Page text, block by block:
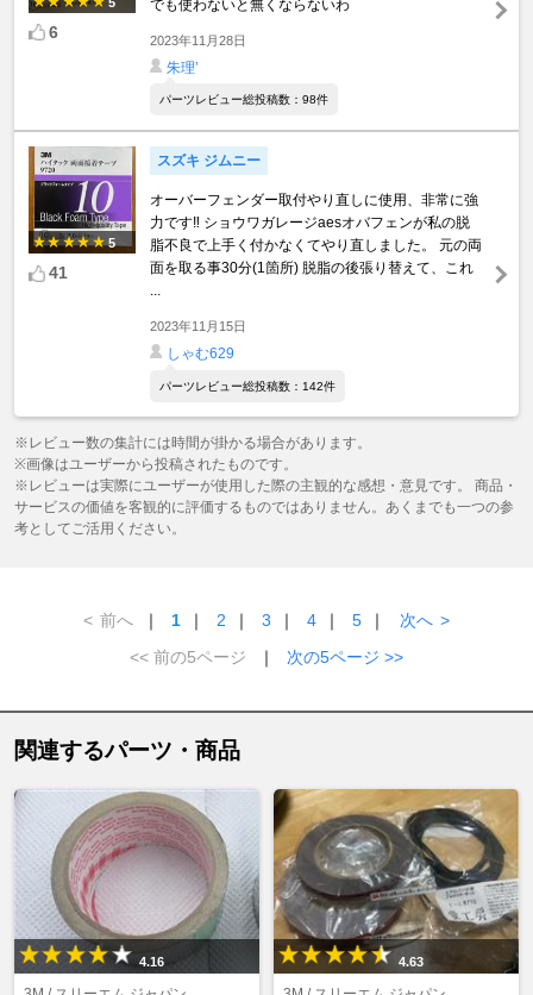
6
でも使わないと無くならないわ
2023年11月28日
朱理’
パーツレビュー総投稿数：98件
5
41
スズキ ジムニー
オーバーフェンダー取付やり直しに使用、非常に強
力です‼️ ショウワガレージaesオバフェンが私の脱
脂不良で上手く付かなくてやり直しました。 元の両
面を取る事30分(1箇所) 脱脂の後張り替えて、これ
...
2023年11月15日
しゃむ629
パーツレビュー総投稿数：142件
※レビュー数の集計には時間が掛かる場合があります。
※画像はユーザーから投稿されたものです。
※レビューは実際にユーザーが使用した際の主観的な感想・意見です。 商品・
サービスの価値を客観的に評価するものではありません。あくまでも一つの参
考としてご活用ください。
< 前へ ｜ 1 ｜ 2 ｜ 3 ｜ 4 ｜ 5 ｜ 次へ >
<< 前の5ページ
｜ 次の5ページ >>
関連するパーツ・商品
4.16 4.63